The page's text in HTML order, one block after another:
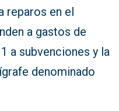
reparos en el
a gastos de
a subvenciones y la
denominado